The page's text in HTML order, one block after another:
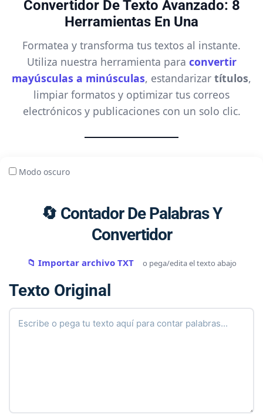
Convertidor De Texto Avanzado: 8
Herramientas En Una
Formatea y transforma tus textos al instante.
Utiliza nuestra herramienta para convertir
mayúsculas a minúsculas, estandarizar títulos,
limpiar formatos y optimizar tus correos
electrónicos y publicaciones con un solo clic.
Modo oscuro
🔄 Contador De Palabras Y
Convertidor
📁 Importar archivo TXT o pega/edita el texto abajo
Texto Original